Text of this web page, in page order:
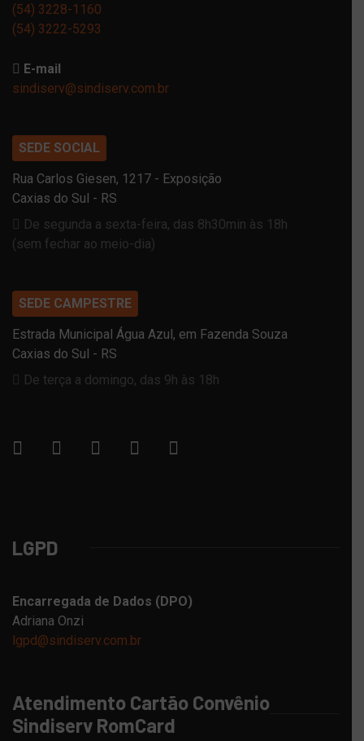
(54) 3228-1160
(54) 3222-5293
E-mail
sindiserv@sindiserv.com.br
SEDE SOCIAL
Rua Carlos Giesen, 1217 - Exposição
Caxias do Sul - RS
De segunda a sexta-feira, das 8h30min às 18h
(sem fechar ao meio-dia)
SEDE CAMPESTRE
Estrada Municipal Água Azul, em Fazenda Souza
Caxias do Sul - RS
De terça a domingo, das 9h às 18h
LGPD
Encarregada de Dados (DPO)
Adriana Onzi
lgpd@sindiserv.com.br
Atendimento Cartão Convênio
Sindiserv RomCard